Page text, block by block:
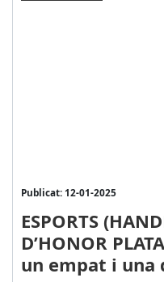
Publicat: 12-01-2025
ESPORTS
D’HONOR
un empat i una